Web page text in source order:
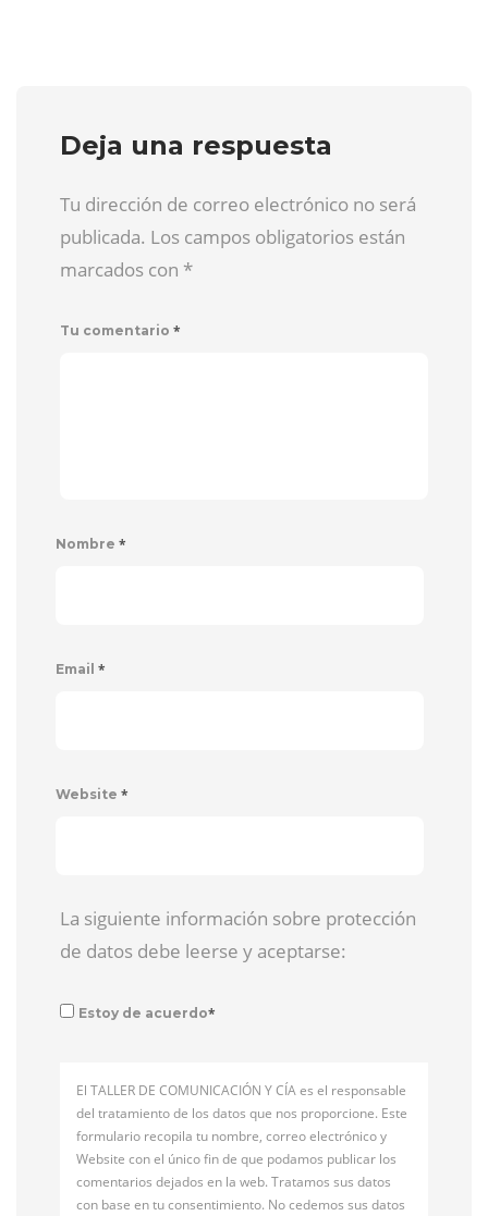
Deja una respuesta
Tu dirección de correo electrónico no será
publicada. Los campos obligatorios están
marcados con *
Tu comentario *
Nombre *
Email *
Website *
La siguiente información sobre protección
de datos debe leerse y aceptarse:
Estoy de acuerdo*
El TALLER DE COMUNICACIÓN Y CÍA es el responsable
del tratamiento de los datos que nos proporcione. Este
formulario recopila tu nombre, correo electrónico y
Website con el único fin de que podamos publicar los
comentarios dejados en la web. Tratamos sus datos
con base en tu consentimiento. No cedemos sus datos